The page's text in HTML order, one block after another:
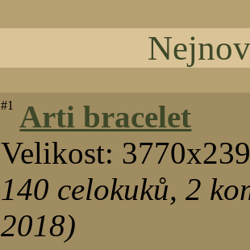
#1
Arti bracelet
Velikost:
140 celokuků,2
2018)